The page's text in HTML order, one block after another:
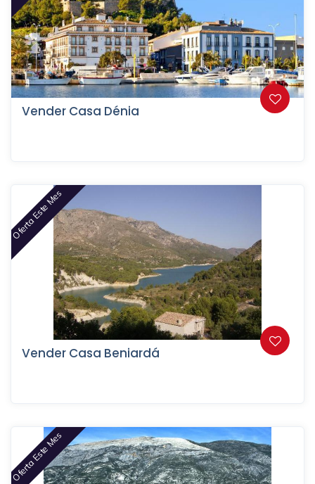
Vender Casa Dénia
Oferta Este Mes
Vender Casa Beniardá
Oferta Este Mes